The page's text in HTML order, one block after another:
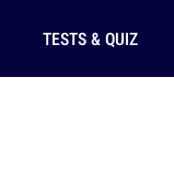
TESTS & QUIZ